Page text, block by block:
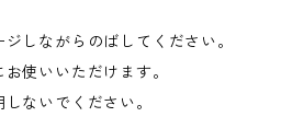
しながらのばしてください。
使いいただけます。
ないでください。